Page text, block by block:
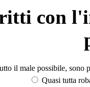
con
il male possibile, sono
Quasi tutta